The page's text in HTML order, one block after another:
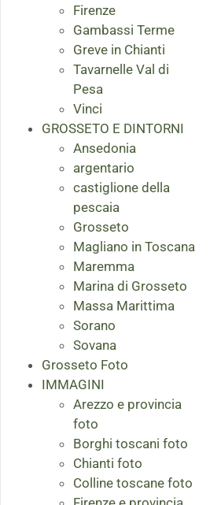
Firenze
Gambassi Terme
Greve in Chianti
Tavarnelle Val di
Pesa
Vinci
GROSSETO E DINTORNI
Ansedonia
argentario
castiglione della
pescaia
Grosseto
Magliano in Toscana
Maremma
Marina di Grosseto
Massa Marittima
Sorano
Sovana
Grosseto Foto
IMMAGINI
Arezzo e provincia
foto
Borghi toscani foto
Chianti foto
Colline toscane foto